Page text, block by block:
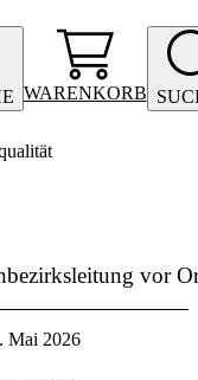
WARENKORB
vor
Mai 2026